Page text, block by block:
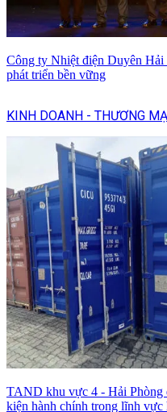
Công ty Nhiệt điện Duyên Hải
phát triển bền vững
KINH DOANH - THƯƠNG MẠI
TAND khu vực 4 - Hải Phòng
kiện hành chính trong lĩnh vực